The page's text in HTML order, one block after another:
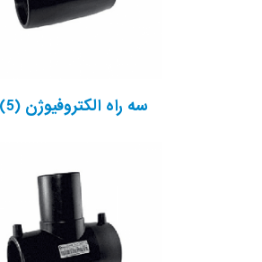
سه راه الکتروفیوژن(5)